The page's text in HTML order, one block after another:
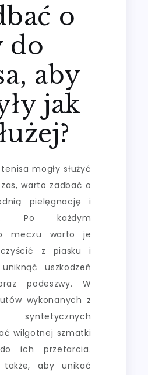
o
do
aby
jak
mogły służyć
warto zadbać o
pielęgnację i
Po każdym
meczu warto je
z piasku i
uszkodzeń
podeszwy. W
wykonanych z
syntetycznych
wilgotnej szmatki
ich przetarcia.
aby unikać